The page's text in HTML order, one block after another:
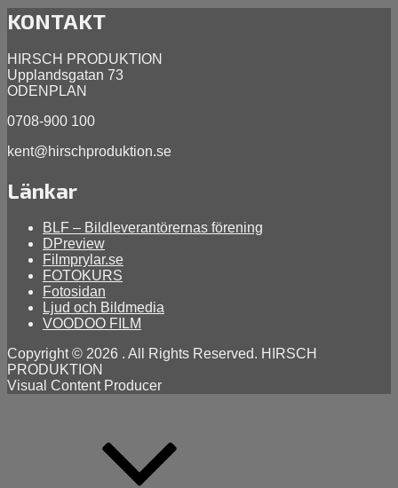
17,
2014april
2026
KONTAKT
HIRSCH PRODUKTION
Upplandsgatan 73
ODENPLAN
0708-900 100
kent@hirschproduktion.se
Länkar
BLF – Bildleverantörernas förening
DPreview
Filmprylar.se
FOTOKURS
Fotosidan
Ljud och Bildmedia
VOODOO FILM
Copyright © 2026 . All Rights Reserved. HIRSCH
PRODUKTION
Visual Content Producer